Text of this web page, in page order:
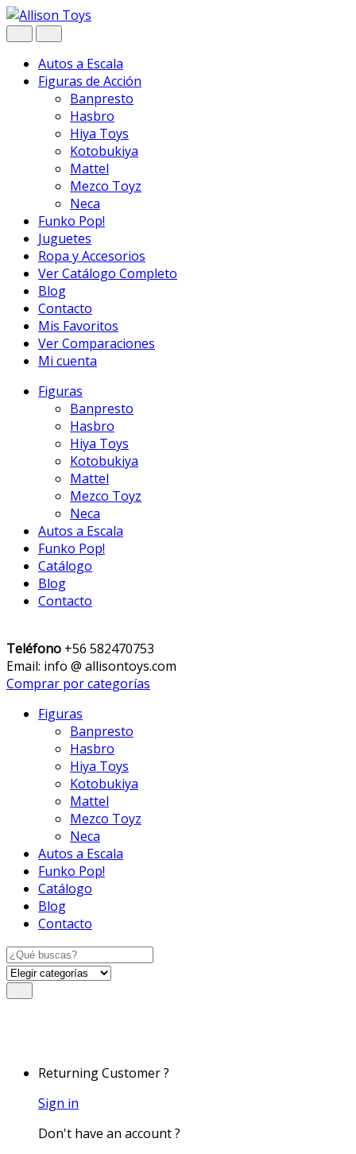
Navegar
Ir
al
Autos a Escala
Figuras de Acción
Banpresto
Hasbro
Hiya Toys
Kotobukiya
Mattel
Mezco Toyz
Neca
Funko Pop!
Juguetes
Ropa y Accesorios
Ver Catálogo Completo
Blog
Contacto
Mis Favoritos
Ver Comparaciones
Mi cuenta
Figuras
Banpresto
Hasbro
Hiya Toys
Kotobukiya
Mattel
Mezco Toyz
Neca
Autos a Escala
Funko Pop!
Catálogo
Blog
Contacto
Teléfono +56 582470753
Email: info @ allisontoys.com
Comprar por categorías
Figuras
Banpresto
Hasbro
Hiya Toys
Kotobukiya
Mattel
Mezco Toyz
Neca
Autos a Escala
Funko Pop!
Catálogo
Blog
Contacto
Search
for:
Returning Customer ?
Sign in
Don't have an account ?